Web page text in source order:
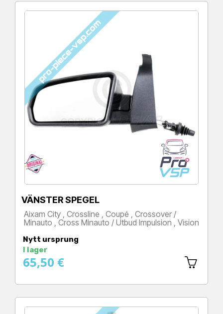
VÄNSTER SPEGEL
Aixam City , Crossline , Coupé , Crossover /
Minauto , Cross Minauto / Utbud Impulsion , Vision
Nytt ursprung
I lager
65,50 €